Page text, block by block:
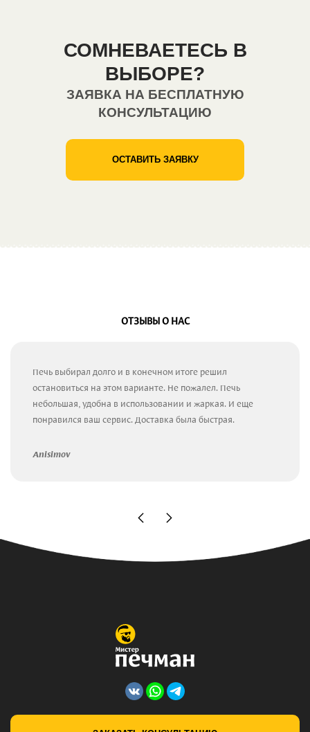
СОМНЕВАЕТЕСЬ В
ВЫБОРЕ?
ЗАЯВКА НА БЕСПЛАТНУЮ
КОНСУЛЬТАЦИЮ
ОСТАВИТЬ ЗАЯВКУ
ОТЗЫВЫ О НАС
Печь выбирал долго и в конечном итоге решил
остановиться на этом варианте. Не пожалел. Печь
небольшая, удобна в использовании и жаркая. И еще
понравился ваш сервис. Доставка была быстрая.
Anisimov